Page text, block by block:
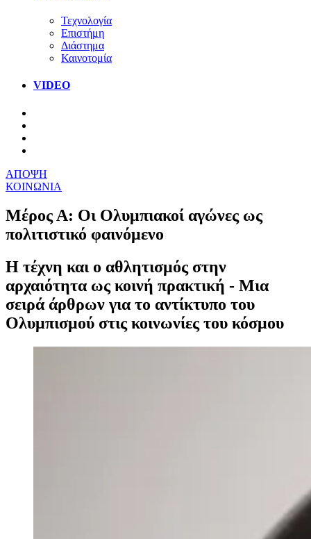
Τεχνολογία
Επιστήμη
Διάστημα
Καινοτομία
VIDEO
ΑΠΟΨΗ
ΚΟΙΝΩΝΙΑ
Μέρος Α: Οι Ολυμπιακοί αγώνες ως
πολιτιστικό φαινόμενο
Η τέχνη και ο αθλητισμός στην
αρχαιότητα ως κοινή πρακτική - Μια
σειρά άρθρων για το αντίκτυπο του
Ολυμπισμού στις κοινωνίες του κόσμου